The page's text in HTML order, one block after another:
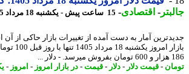
-اقتصادی-15 ساعت پیش - یکشنبه 18 مرداد 1405، 15:52
آمار به دست آمده از تغییرات بازار حاکی از آن
بازار امروز یکشنبه 18
-قیمت دلار-دلار-قیمت-در بازار امروز- امروز-